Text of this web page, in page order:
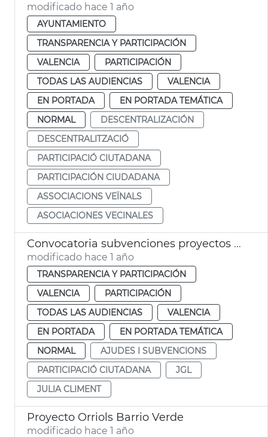
modificado hace 1 año
AYUNTAMIENTO
TRANSPARENCIA Y PARTICIPACIÓN
VALENCIA
PARTICIPACIÓN
TODAS LAS AUDIENCIAS
VALENCIA
EN PORTADA
EN PORTADA TEMÁTICA
NORMAL
DESCENTRALIZACIÓN
DESCENTRALITZACIÓ
PARTICIPACIÓ CIUTADANA
PARTICIPACIÓN CIUDADANA
ASSOCIACIONS VEÏNALS
ASOCIACIONES VECINALES
Convocatoria subvenciones proyectos participación ciudadana València 2025
modificado hace 1 año
TRANSPARENCIA Y PARTICIPACIÓN
VALENCIA
PARTICIPACIÓN
TODAS LAS AUDIENCIAS
VALENCIA
EN PORTADA
EN PORTADA TEMÁTICA
NORMAL
AJUDES I SUBVENCIONS
PARTICIPACIÓ CIUTADANA
JGL
JULIA CLIMENT
Proyecto Orriols Barrio Verde
modificado hace 1 año